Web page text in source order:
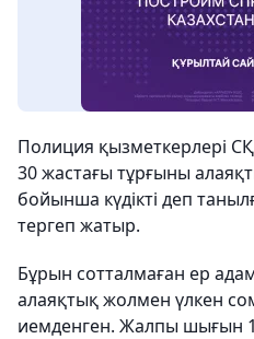
Полиция қызметкерлері
30 жастағы тұрғыны
бойынша күдікті деп
тергеп жатыр.
Бұрын сотталмаған ер
алаяқтық жолмен үлкен
иемденген. Жалпы шығын